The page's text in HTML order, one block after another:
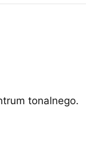
tonalnego.